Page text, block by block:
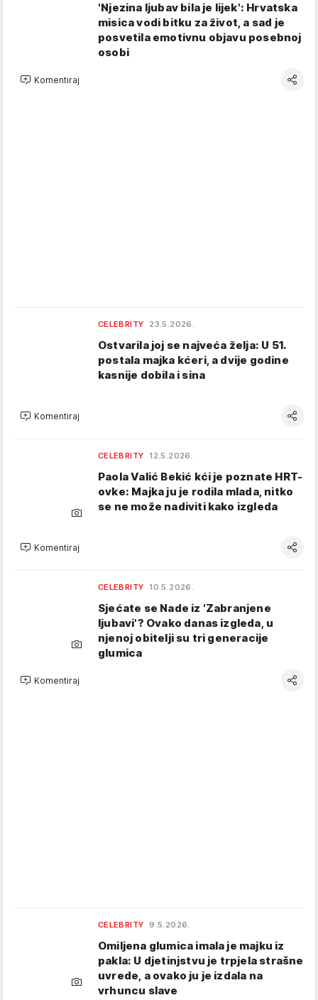
'Njezina ljubav bila je lijek': Hrvatska
misica vodi bitku za život, a sad je
posvetila emotivnu objavu posebnoj
osobi
Komentiraj
CELEBRITY 23.5.2026.
Ostvarila joj se najveća želja: U 51.
postala majka kćeri, a dvije godine
kasnije dobila i sina
Komentiraj
CELEBRITY 12.5.2026.
Paola Valić Bekić kći je poznate HRT-
ovke: Majka ju je rodila mlada, nitko
se ne može nadiviti kako izgleda
Komentiraj
CELEBRITY 10.5.2026.
Sjećate se Nade iz 'Zabranjene
ljubavi'? Ovako danas izgleda, u
njenoj obitelji su tri generacije
glumica
Komentiraj
CELEBRITY 9.5.2026.
Omiljena glumica imala je majku iz
pakla: U djetinjstvu je trpjela strašne
uvrede, a ovako ju je izdala na
vrhuncu slave